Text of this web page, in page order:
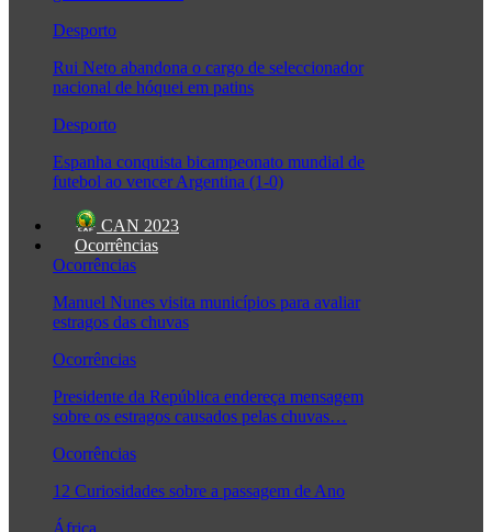
Desporto
Rui Neto abandona o cargo de seleccionador
nacional de hóquei em patins
Desporto
Espanha conquista bicampeonato mundial de
futebol ao vencer Argentina (1-0)
CAN 2023
Ocorrências
Ocorrências
Manuel Nunes visita municípios para avaliar
estragos das chuvas
Ocorrências
Presidente da República endereça mensagem
sobre os estragos causados pelas chuvas…
Ocorrências
12 Curiosidades sobre a passagem de Ano
África